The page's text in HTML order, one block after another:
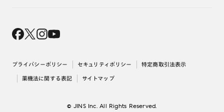
採用情報
出店について
プライバシーポリシー セキュリティポリシー 特定商取引法表示
薬機法に関する表記 サイトマップ
© JINS Inc. All Rights Reserved.